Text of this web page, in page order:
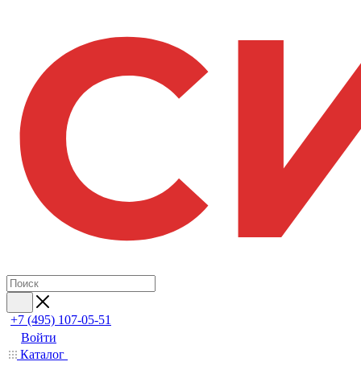
+7 (495) 107-05-51
Войти
Каталог